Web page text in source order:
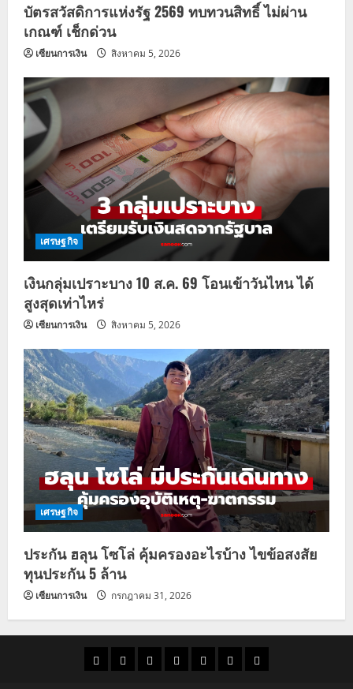
บัตรสวัสดิการแห่งรัฐ 2569 ทบทวนสิทธิ์ ไม่ผ่าน
เกณฑ์ เช็กด่วน
เซียนการเงิน สิงหาคม 5, 2026
เศรษฐกิจ
เงินกลุ่มเปราะบาง 10 ส.ค. 69 โอนเข้าวันไหน ได้
สูงสุดเท่าไหร่
เซียนการเงิน สิงหาคม 5, 2026
เศรษฐกิจ
ประกัน ฮลุน โซโล่ คุ้มครองอะไรบ้าง ไขข้อสงสัย
ทุนประกัน 5 ล้าน
เซียนการเงิน กรกฎาคม 31, 2026
ราคาแนว
ข่าว
ข่าว
ดูด
ที่
ผู้ชาย